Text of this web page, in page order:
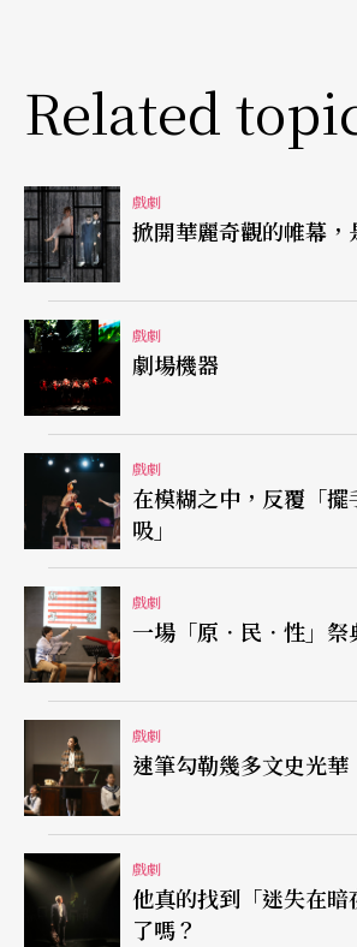
人之一，而導演是要想透過這齣
了最後的旁觀者觀衆自以爲「旁觀
以上所述是《徵婚啓事》的大體結
雜，比起《莎姆雷特》尤有過之，
處理得駕輕就熟而有條不紊，編導
賞。可是，欣賞流暢的劇情、喜感
的節奏、機智而不失幽默的對白以
達的演技之餘，編導手法的藝術造
之玷。癥結所在，一是徵婚的故事
舞台藝術的造境沒有明確的焦點。
角色淺薄宛如幻燈片
徵婚故事中的二十二個男人會出
上，說穿了就是寂寞心結一線牽。
看，李國修有意呈現當代台灣社會
觀衆窺覽現代台灣形形色色、類
子。依李國修的演技判斷，要他以
灣土產的寂寞男子也許游刃有餘。
Related
戲劇
掀開華麗奇觀的帷幕
戲劇
劇場機器
戲劇
在模糊之中，反覆「
吸」
戲劇
一場「原．民．性」祭
戲劇
速筆勾勒幾多文史光華
戲劇
他真的找到「迷失在暗
了嗎？